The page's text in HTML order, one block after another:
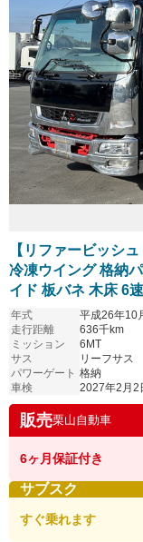
【リファービッシ
冷凍ウイング 格納
イド 板バネ 木床 6
き
年式
平成26年10
走行距離
636千km
ミッション
6MT
サス
リーフサス
パワーゲート 格納
車検
2027年2月2
販売栗山自動車
6ヶ月保証付き
サブスク
すぐ乗れます